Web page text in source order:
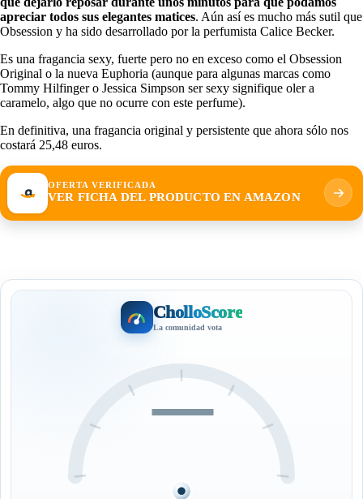
apreciar todos sus elegantes matices. Aún así es mucho más sutil que
Obsession y ha sido desarrollado por la perfumista Calice Becker.
Es una fragancia sexy, fuerte pero no en exceso como el Obsession
Original o la nueva Euphoria (aunque para algunas marcas como
Tommy Hilfinger o Jessica Simpson ser sexy signifique oler a
caramelo, algo que no ocurre con este perfume).
En definitiva, una fragancia original y persistente que ahora sólo nos
costará 25,48 euros.
OFERTA VERIFICADA
VER FICHA DEL PRODUCTO EN AMAZON
CholloScore
La comunidad vota
—